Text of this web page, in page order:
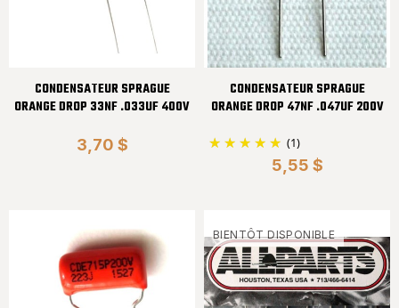
CONDENSATEUR SPRAGUE
ORANGE DROP 33NF .033UF 400V
3,70 $
CONDENSATEUR SPRAGUE
ORANGE DROP 47NF .047UF 200V
(1)
5,55 $
BIENTÔT DISPONIBLE